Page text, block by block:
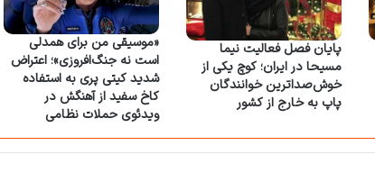
پایان فصل فعالیت نیما
مسیحا در ایران؛ کوچ یکی از
خوش‌صداترین خوانندگان
پاپ به خارج از کشور
«موسیقی من برای همدلی
است نه جنگ‌افروزی»؛ اعتراض
شدید کیتی پری به استفاده
کاخ سفید از آهنگش در
ویدئوی حملات نظامی